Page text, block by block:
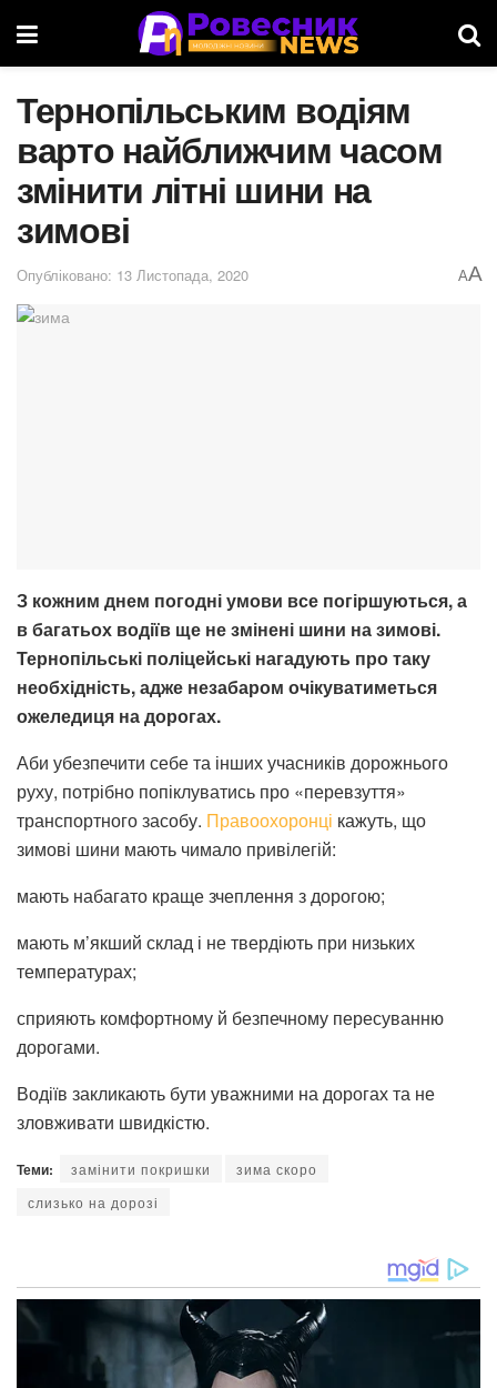
Тернопільським водіям
варто найближчим часом
змінити літні шини на
зимові
Опубліковано: 13 Листопада, 2020 AA
З кожним днем погодні умови все погіршуються, а
в багатьох водіїв ще не змінені шини на зимові.
Тернопільські поліцейські нагадують про таку
необхідність, адже незабаром очікуватиметься
ожеледиця на дорогах.
Аби убезпечити себе та інших учасників дорожнього
руху, потрібно попіклуватись про «перевзуття»
транспортного засобу. Правоохоронці кажуть, що
зимові шини мають чимало привілегій:
мають набагато краще зчеплення з дорогою;
мають м’якший склад і не твердіють при низьких
температурах;
сприяють комфортному й безпечному пересуванню
дорогами.
Водіїв закликають бути уважними на дорогах та не
зловживати швидкістю.
Теми: замінити покришки
зима скоро
слизько на дорозі